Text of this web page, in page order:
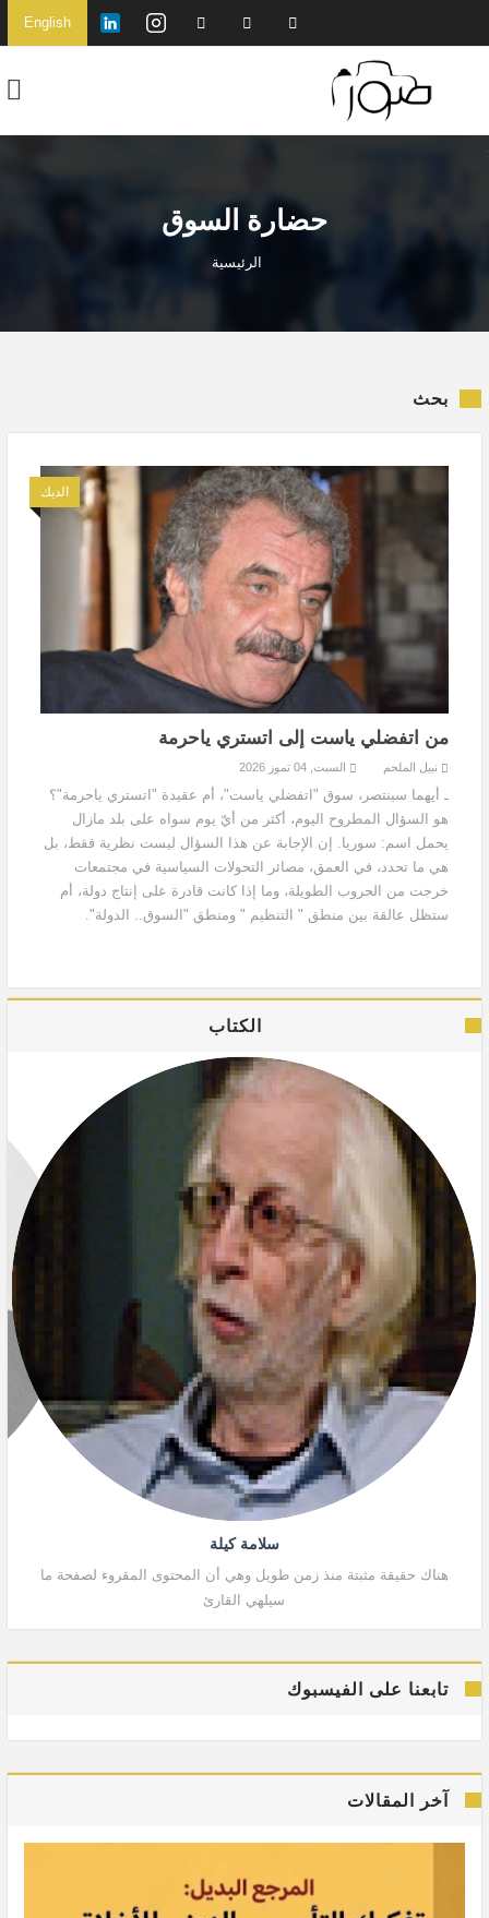
English
حضارة السوق
الرئيسية
بحث
الديك
من اتفضلي ياست إلى اتستري ياحرمة
نبيل الملحم السبت, 04 تموز 2026
ـ أيهما سينتصر، سوق "اتفضلي ياست"، أم عقيدة "اتستري ياحرمة"؟
هو السؤال المطروح اليوم، أكثر من أيّ يوم سواه على بلد مازال
يحمل اسم: سوريا. إن الإجابة عن هذا السؤال ليست نظرية فقط، بل
هي ما تحدد، في العمق، مصائر التحولات السياسية في مجتمعات
خرجت من الحروب الطويلة، وما إذا كانت قادرة على إنتاج دولة، أم
ستظل عالقة بين منطق " التنظيم " ومنطق "السوق.. الدولة".
الكتاب
سلامة كيلة
هناك حقيقة مثبتة منذ زمن طويل وهي أن المحتوى المقروء لصفحة ما
سيلهي القارئ
تابعنا على الفيسبوك
آخر المقالات